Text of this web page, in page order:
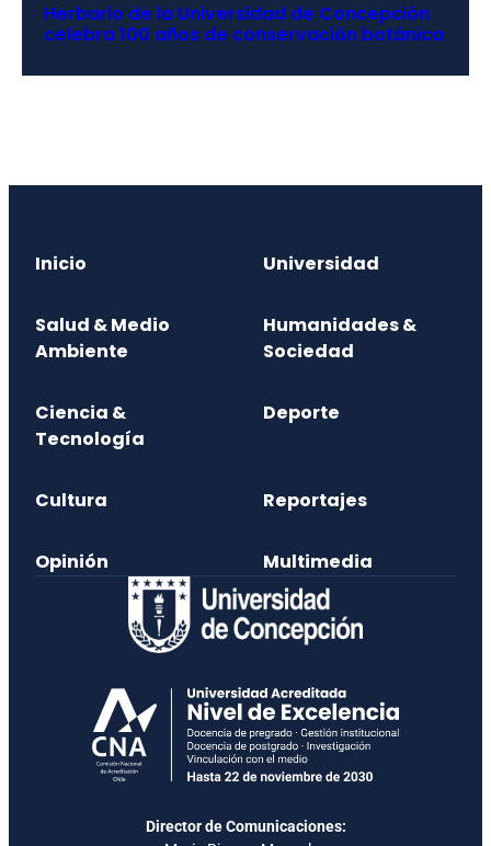
Herbario de la Universidad de Concepción
celebra 100 años de conservación botánica
Inicio Universidad
Salud & Medio
Ambiente
Humanidades &
Sociedad
Ciencia &
Tecnología
Deporte
Cultura Reportajes
Opinión Multimedia
Director de Comunicaciones: